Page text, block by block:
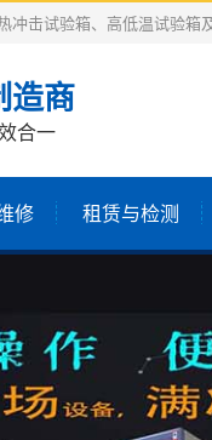
击试验箱、高低温试验箱
造商
合一
修 租赁与检测